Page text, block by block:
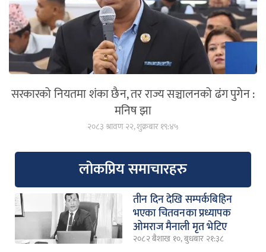
सरकारको नियतमा शंका छैन, तर राज्य सञ्चालनको ढंग पुगेन :
मनिष झा
२०८३ श्रावण २२, शुक्रबार १९:४५
लोकप्रिय समाचारहरु
तीन दिन देखि सम्पर्कबिहिन
भएका चितवनका प्रध्यापक
ओमराज मैनाली मृत भेटिए
२०८२ बैशाख १०, बुधबार २१:३८